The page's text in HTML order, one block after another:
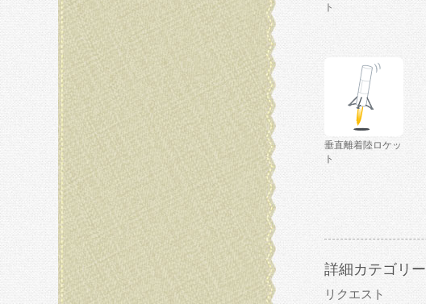
ト
垂直離着陸ロケッ
ト
詳細カテゴリー
リクエスト